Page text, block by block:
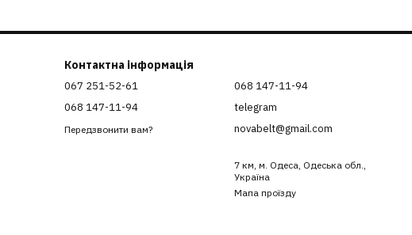
Контактна інформація
067 251-52-61
068 147-11-94
Передзвонити вам?
068 147-11-94
telegram
novabelt@gmail.com
7 км, м. Одеса, Одеська обл.,
Україна
Мапа проїзду